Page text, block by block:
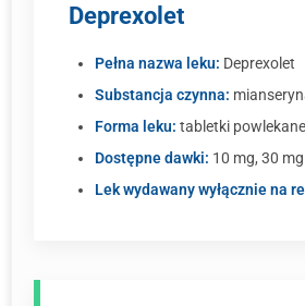
Deprexolet
Pełna nazwa leku: Deprexolet
Substancja czynna:
Forma leku: tabletki powlekane
Dostępne dawki: 10 mg, 30 mg
Lek wydawany wyłącznie na